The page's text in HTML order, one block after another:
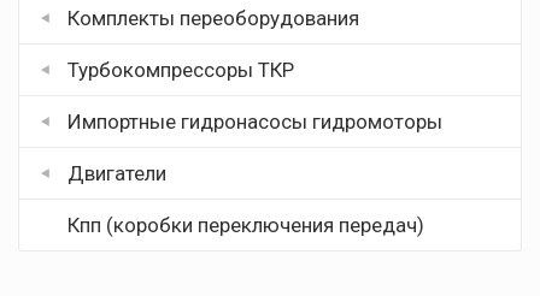
Комплекты переоборудования
Турбокомпрессоры ТКР
Импортные гидронасосы гидромоторы
Двигатели
Кпп (коробки переключения передач)